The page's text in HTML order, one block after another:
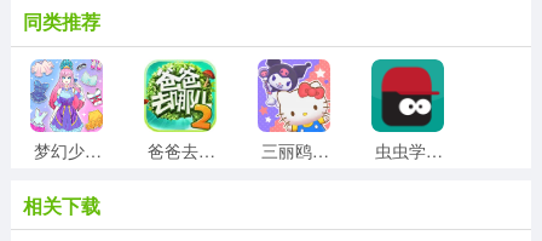
同类推荐
梦幻少女装扮游戏最新版 爸爸去哪儿2手机最新版 三丽鸥奇迹之赛 虫虫学步手机版
相关下载